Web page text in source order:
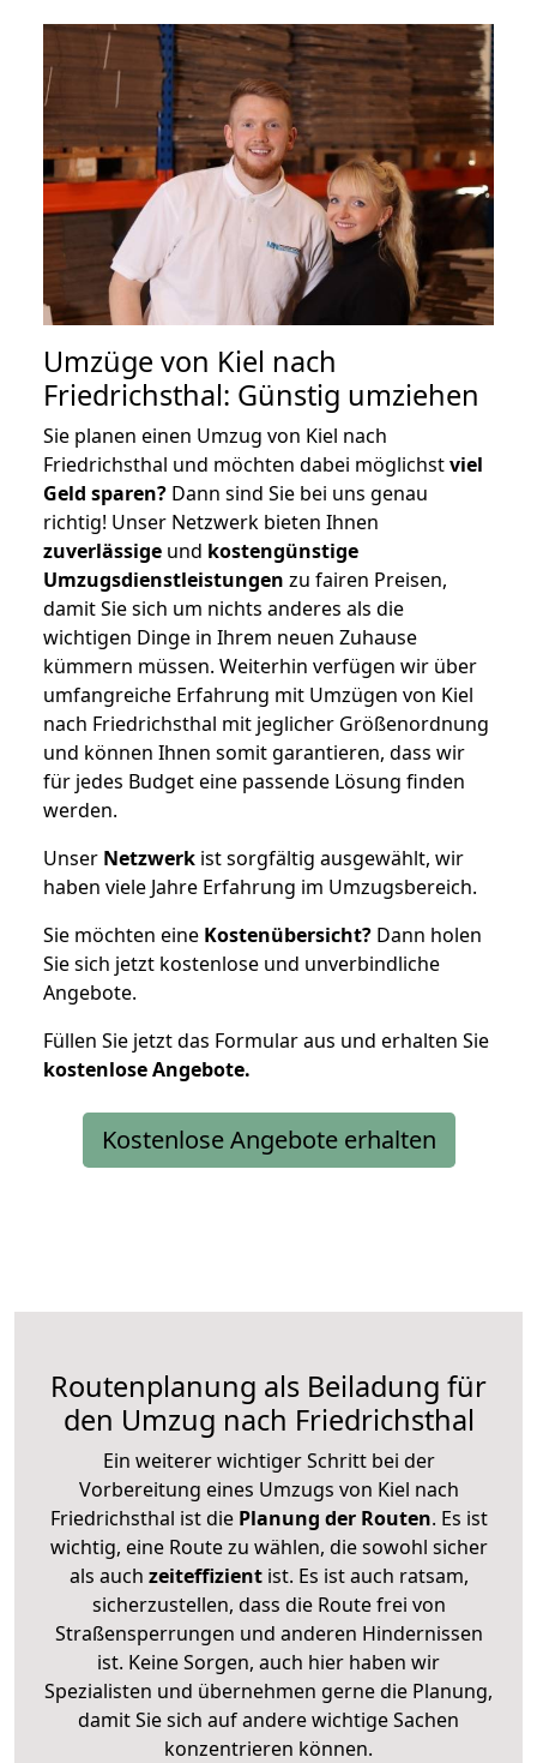
Umzüge von Kiel nach
Friedrichsthal: Günstig umziehen
Sie planen einen Umzug von Kiel nach
Friedrichsthal und möchten dabei möglichstviel
Geld sparen? Dann sind Sie bei uns genau
richtig! Unser Netzwerk bieten Ihnen
zuverlässige und kostengünstige
Umzugsdienstleistungen zu fairen Preisen,
damit Sie sich um nichts anderes als die
wichtigen Dinge in Ihrem neuen Zuhause
kümmern müssen. Weiterhin verfügen wir über
umfangreiche Erfahrung mit Umzügen von Kiel
nach Friedrichsthal mit jeglicher Größenordnung
und können Ihnen somit garantieren, dass wir
für jedes Budget eine passende Lösung finden
werden.
Unser Netzwerk ist sorgfältig ausgewählt, wir
haben viele Jahre Erfahrung im Umzugsbereich.
Sie möchten eine Kostenübersicht? Dann holen
Sie sich jetzt kostenlose und unverbindliche
Angebote.
Füllen Sie jetzt das Formular aus und erhalten Sie
kostenloseAngebote.
Kostenlose Angebote erhalten
Routenplanung als Beiladung für
den Umzug nach Friedrichsthal
Ein weiterer wichtiger Schritt bei der
Vorbereitung eines Umzugs von Kiel nach
Friedrichsthal ist diePlanung der Routen. Es ist
wichtig, eine Route zu wählen, die sowohl sicher
als auch zeiteffizientist. Es ist auch ratsam,
sicherzustellen, dass die Route frei von
Straßensperrungen und anderen Hindernissen
ist. Keine Sorgen, auch hier haben wir
Spezialisten und übernehmen gerne die Planung,
damit Sie sich auf andere wichtige Sachen
konzentrieren können.